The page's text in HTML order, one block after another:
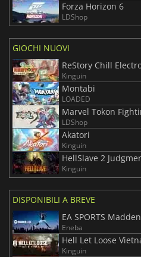
Forza Horizon 6
LDShop
GIOCHI NUOVI
ReStory Chill
Kinguin
Montabi
LOADED
Marvel Tokon
LDShop
Akatori
Kinguin
HellSlave 2
Kinguin
DISPONIBILI A BREVE
EA SPORTS
Eneba
Hell Let Loose
Kinguin